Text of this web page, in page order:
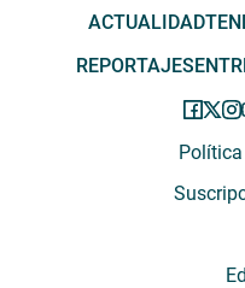
ACTUALIDAD
REPORTAJES